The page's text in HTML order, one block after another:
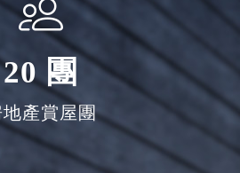
20團
地產賞屋團